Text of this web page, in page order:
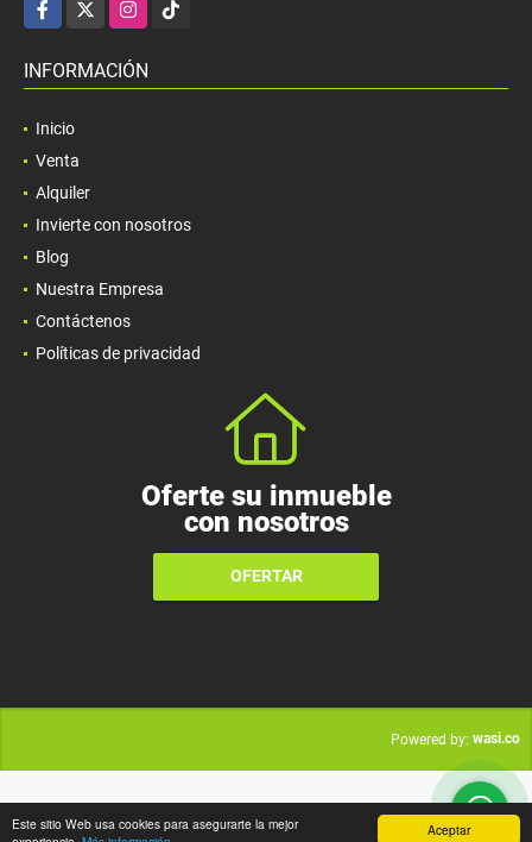
Aceptar
Este sitio Web usa cookies para asegurarte la mejor
INFORMACIÓN
Inicio
Venta
Alquiler
Invierte con nosotros
Blog
Nuestra Empresa
Contáctenos
Políticas de privacidad
Oferte su inmueble
con nosotros
OFERTAR
Powered by: wasi.co